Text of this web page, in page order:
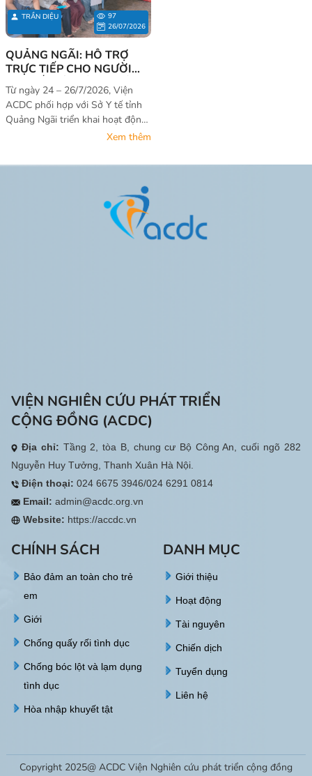
TRẦN DIỆU
97
26/07/2026
QUẢNG NGÃI: HỖ TRỢ
TRỰC TIẾP CHO NGƯỜI
KHUYẾT TẬT VÀ GIA ĐÌNH
ĐỂ CẢI THIỆN ĐIỀU KIỆN
SỐNG VÀ HÒA NHẬP XÃ
HỘI
Từ ngày 24 – 26/7/2026, Viện
ACDC phối hợp với Sở Y tế tỉnh
Quảng Ngãi triển khai hoạt động
Hỗ trợ trực tiếp cho người khuyết
điều kiện sống và thúc đẩy hòa
Ngọk Tụ, Sa Loong, Dục Nông và
Bờ Y. Thông qua hoạt động, 53
người khuyết tật và gia đình đã
được hỗ trợ các thiết bị, dụng cụ
Xem thêm
VIỆN NGHIÊN CỨU PHÁT TRIỂN
CỘNG ĐỒNG (ACDC)
Địa chỉ: Tầng 2, tòa B, chung cư Bộ Công An, cuối ngõ 282
Nguyễn Huy Tưởng, Thanh Xuân Hà Nội.
Điện thoại: 024 6675 3946/024 6291 0814
Email: admin@acdc.org.vn
Website: https://accdc.vn
CHÍNH SÁCH
Bảo đảm an toàn cho trẻ
em
Giới
Chống quấy rối tình dục
Chống bóc lột và lạm dụng
tình dục
Hòa nhập khuyết tật
DANH MỤC
Giới thiệu
Hoạt động
Tài nguyên
Chiến dịch
Tuyển dụng
Liên hệ
Copyright 2025@ ACDC Viện Nghiên cứu phát triển cộng đồng